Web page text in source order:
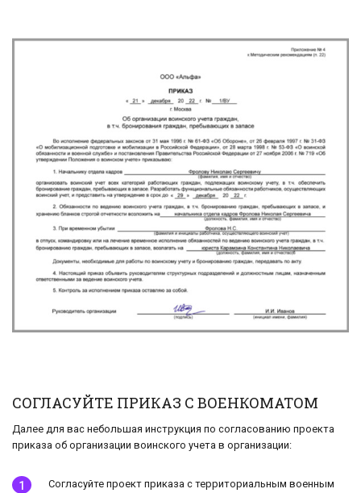
СОГЛАСУЙТЕ ПРИКАЗ С ВОЕНКОМАТОМ
Далее для вас небольшая инструкция по согласованию проекта
приказа об организации воинского учета в организации:
Согласуйте проект приказа с территориальным военным